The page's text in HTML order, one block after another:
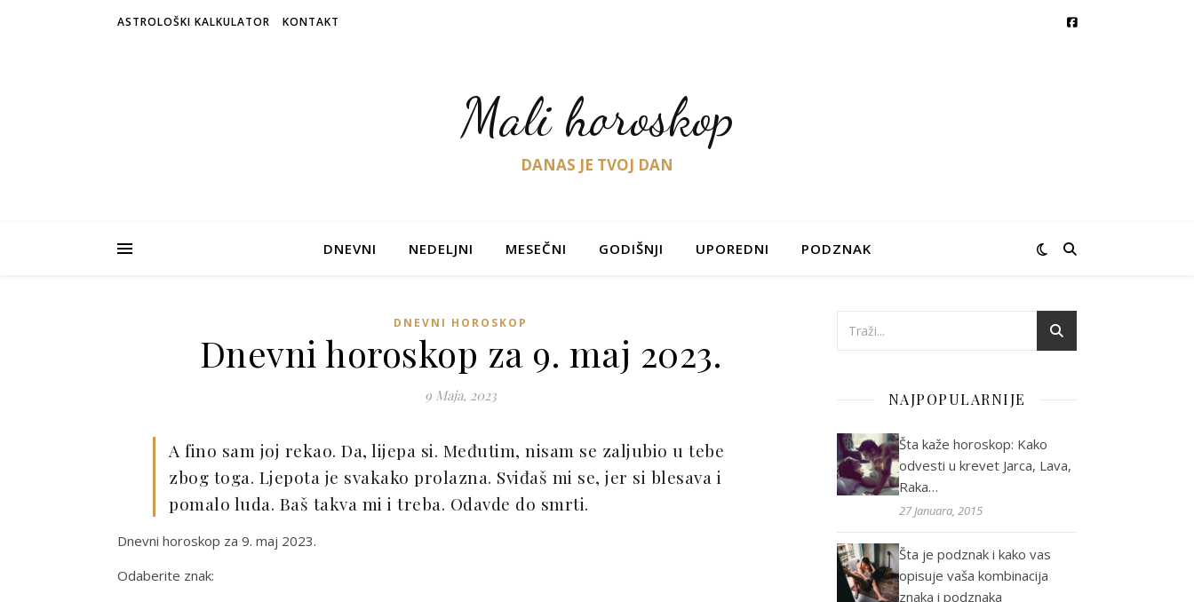
ASTROLOŠKI KALKULATOR KONTAKT
Mali horoskop
DANAS JE TVOJ DAN
DNEVNI NEDELJNI MESEČNI GODIŠNJI UPOREDNI PODZNAK
DNEVNI HOROSKOP
Dnevni horoskop za 9. maj 2023.
9 Maja, 2023
A fino sam joj rekao. Da, lijepa si. Međutim, nisam se zaljubio u tebe
zbog toga. Ljepota je svakako prolazna. Sviđaš mi se, jer si blesava i
pomalo luda. Baš takva mi i treba. Odavde do smrti.
Dnevni horoskop za 9. maj 2023.
Odaberite znak:
NAJPOPULARNIJE
Šta kaže horoskop: Kako
odvesti u krevet Jarca, Lava,
Raka…
27 Januara, 2015
Šta je podznak i kako vas
opisuje vaša kombinacija
znaka i podznaka